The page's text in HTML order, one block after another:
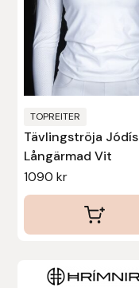
TOPREITER
Tävlingströja Jódís
Långärmad Vit
1090kr
olika
alternativen
kan
väljas
på
produktsidan
Uhip
Uvex
Vals
Veredus
Walsh
Werkman Hoofcare
Willab